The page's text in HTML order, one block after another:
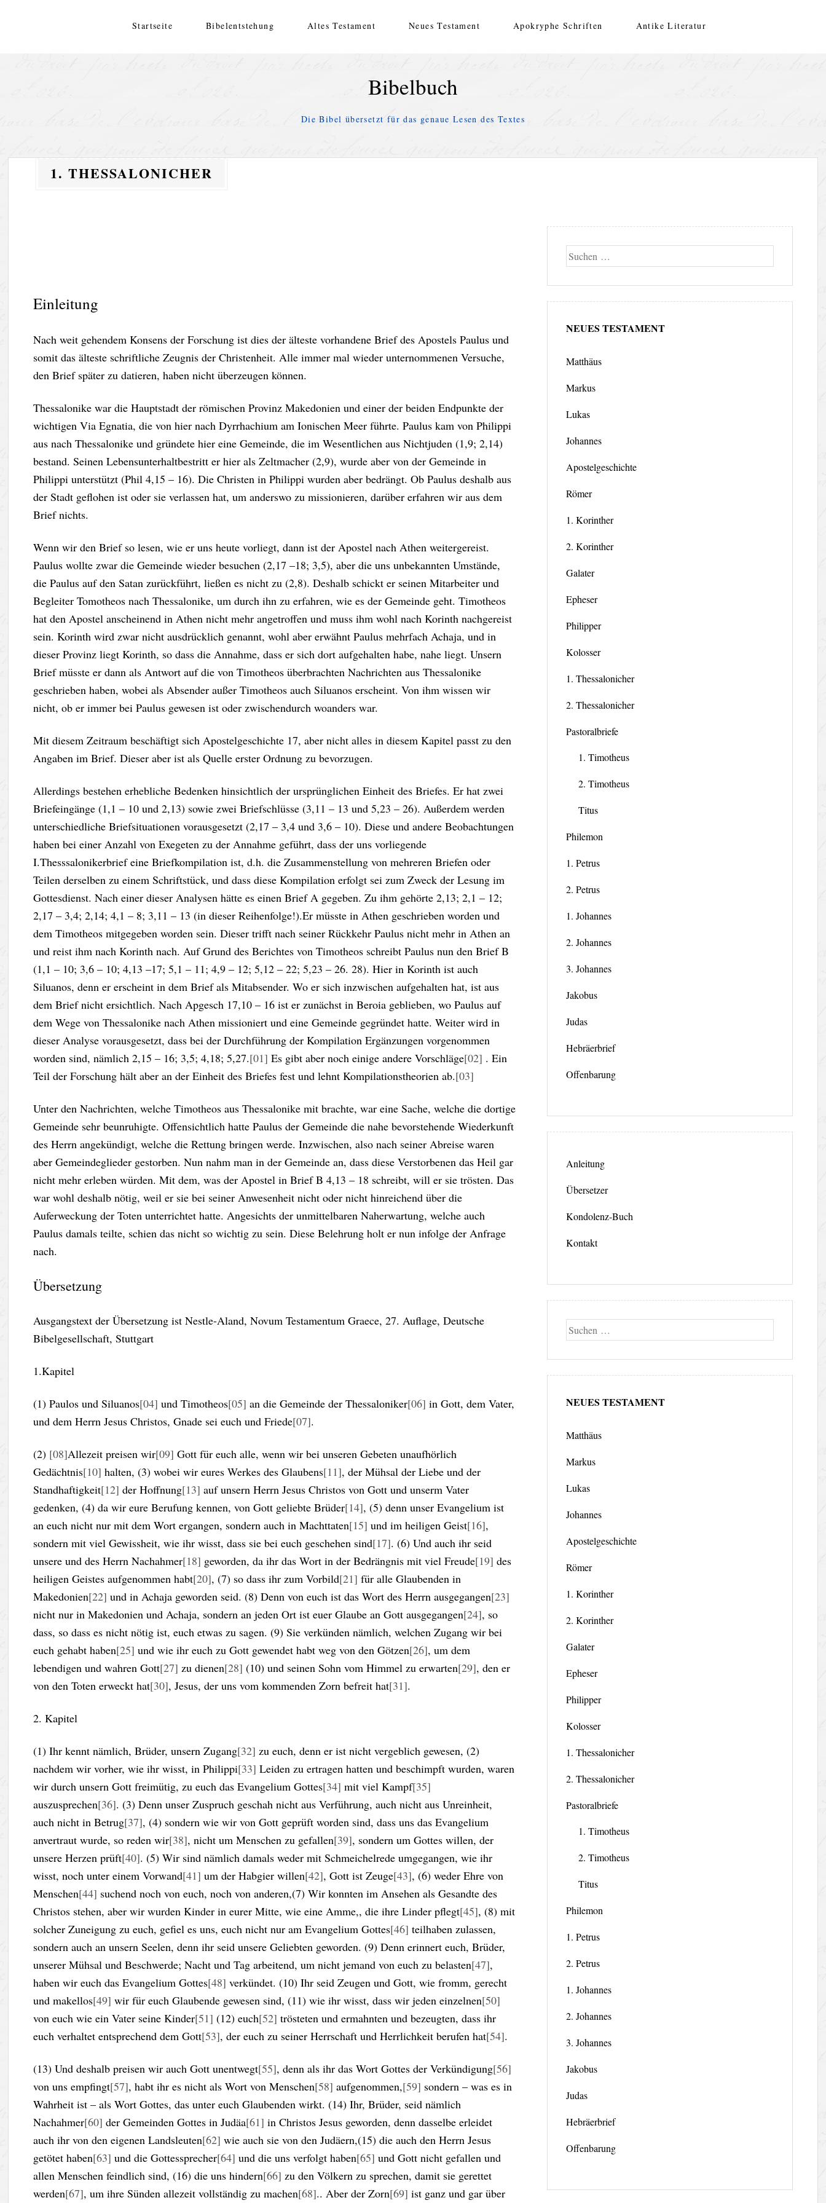
Startseite Bibelentstehung Altes Testament Neues Testament Apokryphe Schriften Antike Literatur
Bibelbuch
Die Bibel übersetzt für das genaue Lesen des Textes
1. THESSALONICHER
Einleitung
Nach weit gehendem Konsens der Forschung ist dies der älteste vorhandene Brief des Apostels Paulus und
somit das älteste schriftliche Zeugnis der Christenheit. Alle immer mal wieder unternommenen Versuche,
den Brief später zu datieren, haben nicht überzeugen können.
Thessalonike war die Hauptstadt der römischen Provinz Makedonien und einer der beiden Endpunkte der
wichtigen Via Egnatia, die von hier nach Dyrrhachium am Ionischen Meer führte. Paulus kam von Philippi
aus nach Thessalonike und gründete hier eine Gemeinde, die im Wesentlichen aus Nichtjuden (1,9; 2,14)
bestand. Seinen Lebensunterhaltbestritt er hier als Zeltmacher (2,9), wurde aber von der Gemeinde in
Philippi unterstützt (Phil 4,15 – 16). Die Christen in Philippi wurden aber bedrängt. Ob Paulus deshalb aus
der Stadt geflohen ist oder sie verlassen hat, um anderswo zu missionieren, darüber erfahren wir aus dem
Brief nichts.
Wenn wir den Brief so lesen, wie er uns heute vorliegt, dann ist der Apostel nach Athen weitergereist.
Paulus wollte zwar die Gemeinde wieder besuchen (2,17 –18; 3,5), aber die uns unbekannten Umstände,
die Paulus auf den Satan zurückführt, ließen es nicht zu (2,8). Deshalb schickt er seinen Mitarbeiter und
Begleiter Tomotheos nach Thessalonike, um durch ihn zu erfahren, wie es der Gemeinde geht. Timotheos
hat den Apostel anscheinend in Athen nicht mehr angetroffen und muss ihm wohl nach Korinth nachgereist
sein. Korinth wird zwar nicht ausdrücklich genannt, wohl aber erwähnt Paulus mehrfach Achaja, und in
dieser Provinz liegt Korinth, so dass die Annahme, dass er sich dort aufgehalten habe, nahe liegt. Unsern
Brief müsste er dann als Antwort auf die von Timotheos überbrachten Nachrichten aus Thessalonike
geschrieben haben, wobei als Absender außer Timotheos auch Siluanos erscheint. Von ihm wissen wir
nicht, ob er immer bei Paulus gewesen ist oder zwischendurch woanders war.
Mit diesem Zeitraum beschäftigt sich Apostelgeschichte 17, aber nicht alles in diesem Kapitel passt zu den
Angaben im Brief. Dieser aber ist als Quelle erster Ordnung zu bevorzugen.
Allerdings bestehen erhebliche Bedenken hinsichtlich der ursprünglichen Einheit des Briefes. Er hat zwei
Briefeingänge (1,1 – 10 und 2,13) sowie zwei Briefschlüsse (3,11 – 13 und 5,23 – 26). Außerdem werden
unterschiedliche Briefsituationen vorausgesetzt (2,17 – 3,4 und 3,6 – 10). Diese und andere Beobachtungen
haben bei einer Anzahl von Exegeten zu der Annahme geführt, dass der uns vorliegende
I.Thesssalonikerbrief eine Briefkompilation ist, d.h. die Zusammenstellung von mehreren Briefen oder
Teilen derselben zu einem Schriftstück, und dass diese Kompilation erfolgt sei zum Zweck der Lesung im
Gottesdienst. Nach einer dieser Analysen hätte es einen Brief A gegeben. Zu ihm gehörte 2,13; 2,1 – 12;
2,17 – 3,4; 2,14; 4,1 – 8; 3,11 – 13 (in dieser Reihenfolge!).Er müsste in Athen geschrieben worden und
dem Timotheos mitgegeben worden sein. Dieser trifft nach seiner Rückkehr Paulus nicht mehr in Athen an
und reist ihm nach Korinth nach. Auf Grund des Berichtes von Timotheos schreibt Paulus nun den Brief B
(1,1 – 10; 3,6 – 10; 4,13 –17; 5,1 – 11; 4,9 – 12; 5,12 – 22; 5,23 – 26. 28). Hier in Korinth ist auch
Siluanos, denn er erscheint in dem Brief als Mitabsender. Wo er sich inzwischen aufgehalten hat, ist aus
dem Brief nicht ersichtlich. Nach Apgesch 17,10 – 16 ist er zunächst in Beroia geblieben, wo Paulus auf
dem Wege von Thessalonike nach Athen missioniert und eine Gemeinde gegründet hatte. Weiter wird in
dieser Analyse vorausgesetzt, dass bei der Durchführung der Kompilation Ergänzungen vorgenommen
worden sind, nämlich 2,15 – 16; 3,5; 4,18; 5,27.[01] Es gibt aber noch einige andere Vorschläge[02] . Ein
Teil der Forschung hält aber an der Einheit des Briefes fest und lehnt Kompilationstheorien ab.[03]
Unter den Nachrichten, welche Timotheos aus Thessalonike mit brachte, war eine Sache, welche die dortige
Gemeinde sehr beunruhigte. Offensichtlich hatte Paulus der Gemeinde die nahe bevorstehende Wiederkunft
des Herrn angekündigt, welche die Rettung bringen werde. Inzwischen, also nach seiner Abreise waren
aber Gemeindeglieder gestorben. Nun nahm man in der Gemeinde an, dass diese Verstorbenen das Heil gar
nicht mehr erleben würden. Mit dem, was der Apostel in Brief B 4,13 – 18 schreibt, will er sie trösten. Das
war wohl deshalb nötig, weil er sie bei seiner Anwesenheit nicht oder nicht hinreichend über die
Auferweckung der Toten unterrichtet hatte. Angesichts der unmittelbaren Naherwartung, welche auch
Paulus damals teilte, schien das nicht so wichtig zu sein. Diese Belehrung holt er nun infolge der Anfrage
nach.
Übersetzung
Ausgangstext der Übersetzung ist Nestle-Aland, Novum Testamentum Graece, 27. Auflage, Deutsche
Bibelgesellschaft, Stuttgart
1.Kapitel
(1) Paulos und Siluanos[04] und Timotheos[05] an die Gemeinde der Thessaloniker[06] in Gott, dem Vater,
und dem Herrn Jesus Christos, Gnade sei euch und Friede[07].
(2) [08]Allezeit preisen wir[09] Gott für euch alle, wenn wir bei unseren Gebeten unaufhörlich
Gedächtnis[10] halten, (3) wobei wir eures Werkes des Glaubens[11], der Mühsal der Liebe und der
Standhaftigkeit[12] der Hoffnung[13] auf unsern Herrn Jesus Christos von Gott und unserm Vater
gedenken, (4) da wir eure Berufung kennen, von Gott geliebte Brüder[14], (5) denn unser Evangelium ist
an euch nicht nur mit dem Wort ergangen, sondern auch in Machttaten[15] und im heiligen Geist[16],
sondern mit viel Gewissheit, wie ihr wisst, dass sie bei euch geschehen sind[17]. (6) Und auch ihr seid
unsere und des Herrn Nachahmer[18] geworden, da ihr das Wort in der Bedrängnis mit viel Freude[19] des
heiligen Geistes aufgenommen habt[20], (7) so dass ihr zum Vorbild[21] für alle Glaubenden in
Makedonien[22] und in Achaja geworden seid. (8) Denn von euch ist das Wort des Herrn ausgegangen[23]
nicht nur in Makedonien und Achaja, sondern an jeden Ort ist euer Glaube an Gott ausgegangen[24], so
dass, so dass es nicht nötig ist, euch etwas zu sagen. (9) Sie verkünden nämlich, welchen Zugang wir bei
euch gehabt haben[25] und wie ihr euch zu Gott gewendet habt weg von den Götzen[26], um dem
lebendigen und wahren Gott[27] zu dienen[28] (10) und seinen Sohn vom Himmel zu erwarten[29], den er
von den Toten erweckt hat[30], Jesus, der uns vom kommenden Zorn befreit hat[31].
2. Kapitel
(1) Ihr kennt nämlich, Brüder, unsern Zugang[32] zu euch, denn er ist nicht vergeblich gewesen, (2)
nachdem wir vorher, wie ihr wisst, in Philippi[33] Leiden zu ertragen hatten und beschimpft wurden, waren
wir durch unsern Gott freimütig, zu euch das Evangelium Gottes[34] mit viel Kampf[35]
auszusprechen[36]. (3) Denn unser Zuspruch geschah nicht aus Verführung, auch nicht aus Unreinheit,
auch nicht in Betrug[37], (4) sondern wie wir von Gott geprüft worden sind, dass uns das Evangelium
anvertraut wurde, so reden wir[38], nicht um Menschen zu gefallen[39], sondern um Gottes willen, der
unsere Herzen prüft[40]. (5) Wir sind nämlich damals weder mit Schmeichelrede umgegangen, wie ihr
wisst, noch unter einem Vorwand[41] um der Habgier willen[42], Gott ist Zeuge[43], (6) weder Ehre von
Menschen[44] suchend noch von euch, noch von anderen,(7) Wir konnten im Ansehen als Gesandte des
Christos stehen, aber wir wurden Kinder in eurer Mitte, wie eine Amme,, die ihre Linder pflegt[45], (8) mit
solcher Zuneigung zu euch, gefiel es uns, euch nicht nur am Evangelium Gottes[46] teilhaben zulassen,
sondern auch an unsern Seelen, denn ihr seid unsere Geliebten geworden. (9) Denn erinnert euch, Brüder,
unserer Mühsal und Beschwerde; Nacht und Tag arbeitend, um nicht jemand von euch zu belasten[47],
haben wir euch das Evangelium Gottes[48] verkündet. (10) Ihr seid Zeugen und Gott, wie fromm, gerecht
und makellos[49] wir für euch Glaubende gewesen sind, (11) wie ihr wisst, dass wir jeden einzelnen[50]
von euch wie ein Vater seine Kinder[51] (12) euch[52] trösteten und ermahnten und bezeugten, dass ihr
euch verhaltet entsprechend dem Gott[53], der euch zu seiner Herrschaft und Herrlichkeit berufen hat[54].
(13) Und deshalb preisen wir auch Gott unentwegt[55], denn als ihr das Wort Gottes der Verkündigung[56]
von uns empfingt[57], habt ihr es nicht als Wort von Menschen[58] aufgenommen,[59] sondern – was es in
Wahrheit ist – als Wort Gottes, das unter euch Glaubenden wirkt. (14) Ihr, Brüder, seid nämlich
Nachahmer[60] der Gemeinden Gottes in Judäa[61] in Christos Jesus geworden, denn dasselbe erleidet
auch ihr von den eigenen Landsleuten[62] wie auch sie von den Judäern,(15) die auch den Herrn Jesus
getötet haben[63] und die Gottessprecher[64] und die uns verfolgt haben[65] und Gott nicht gefallen und
allen Menschen feindlich sind, (16) die uns hindern[66] zu den Völkern zu sprechen, damit sie gerettet
werden[67], um ihre Sünden allezeit vollständig zu machen[68].. Aber der Zorn[69] ist ganz und gar über
Suche
NEUES TESTAMENT
Matthäus
Markus
Lukas
Johannes
Apostelgeschichte
Römer
1. Korinther
2. Korinther
Galater
Epheser
Philipper
Kolosser
1. Thessalonicher
2. Thessalonicher
Pastoralbriefe
1. Timotheus
2. Timotheus
Titus
Philemon
1. Petrus
2. Petrus
1. Johannes
2. Johannes
3. Johannes
Jakobus
Judas
Hebräerbrief
Offenbarung
Anleitung
Übersetzer
Kondolenz-Buch
Kontakt
Suche
NEUES TESTAMENT
Matthäus
Markus
Lukas
Johannes
Apostelgeschichte
Römer
1. Korinther
2. Korinther
Galater
Epheser
Philipper
Kolosser
1. Thessalonicher
2. Thessalonicher
Pastoralbriefe
1. Timotheus
2. Timotheus
Titus
Philemon
1. Petrus
2. Petrus
1. Johannes
2. Johannes
3. Johannes
Jakobus
Judas
Hebräerbrief
Offenbarung